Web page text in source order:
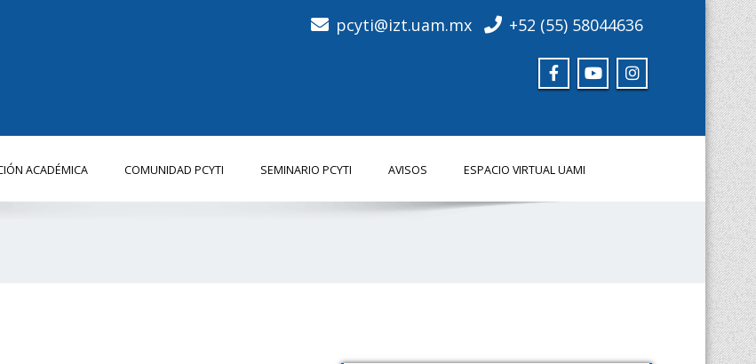
pcyti@izt.uam.mx +52 (55) 58044636
ACADÉMICA COMUNIDAD PCYTI SEMINARIO PCYTI AVISOS ESPACIO VIRTUAL UAMI